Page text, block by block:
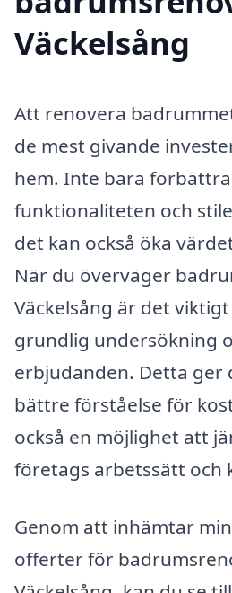
Väckelsång
Att renovera
de mest givande
hem. Inte bara
funktionaliteten och
det kan också öka
När du överväger
Väckelsång är det
grundlig undersökning
erbjudanden. Detta ger
bättre förståelse för
också en möjlighet att
företags arbetssätt och
Genom att inhämtar
offerter för